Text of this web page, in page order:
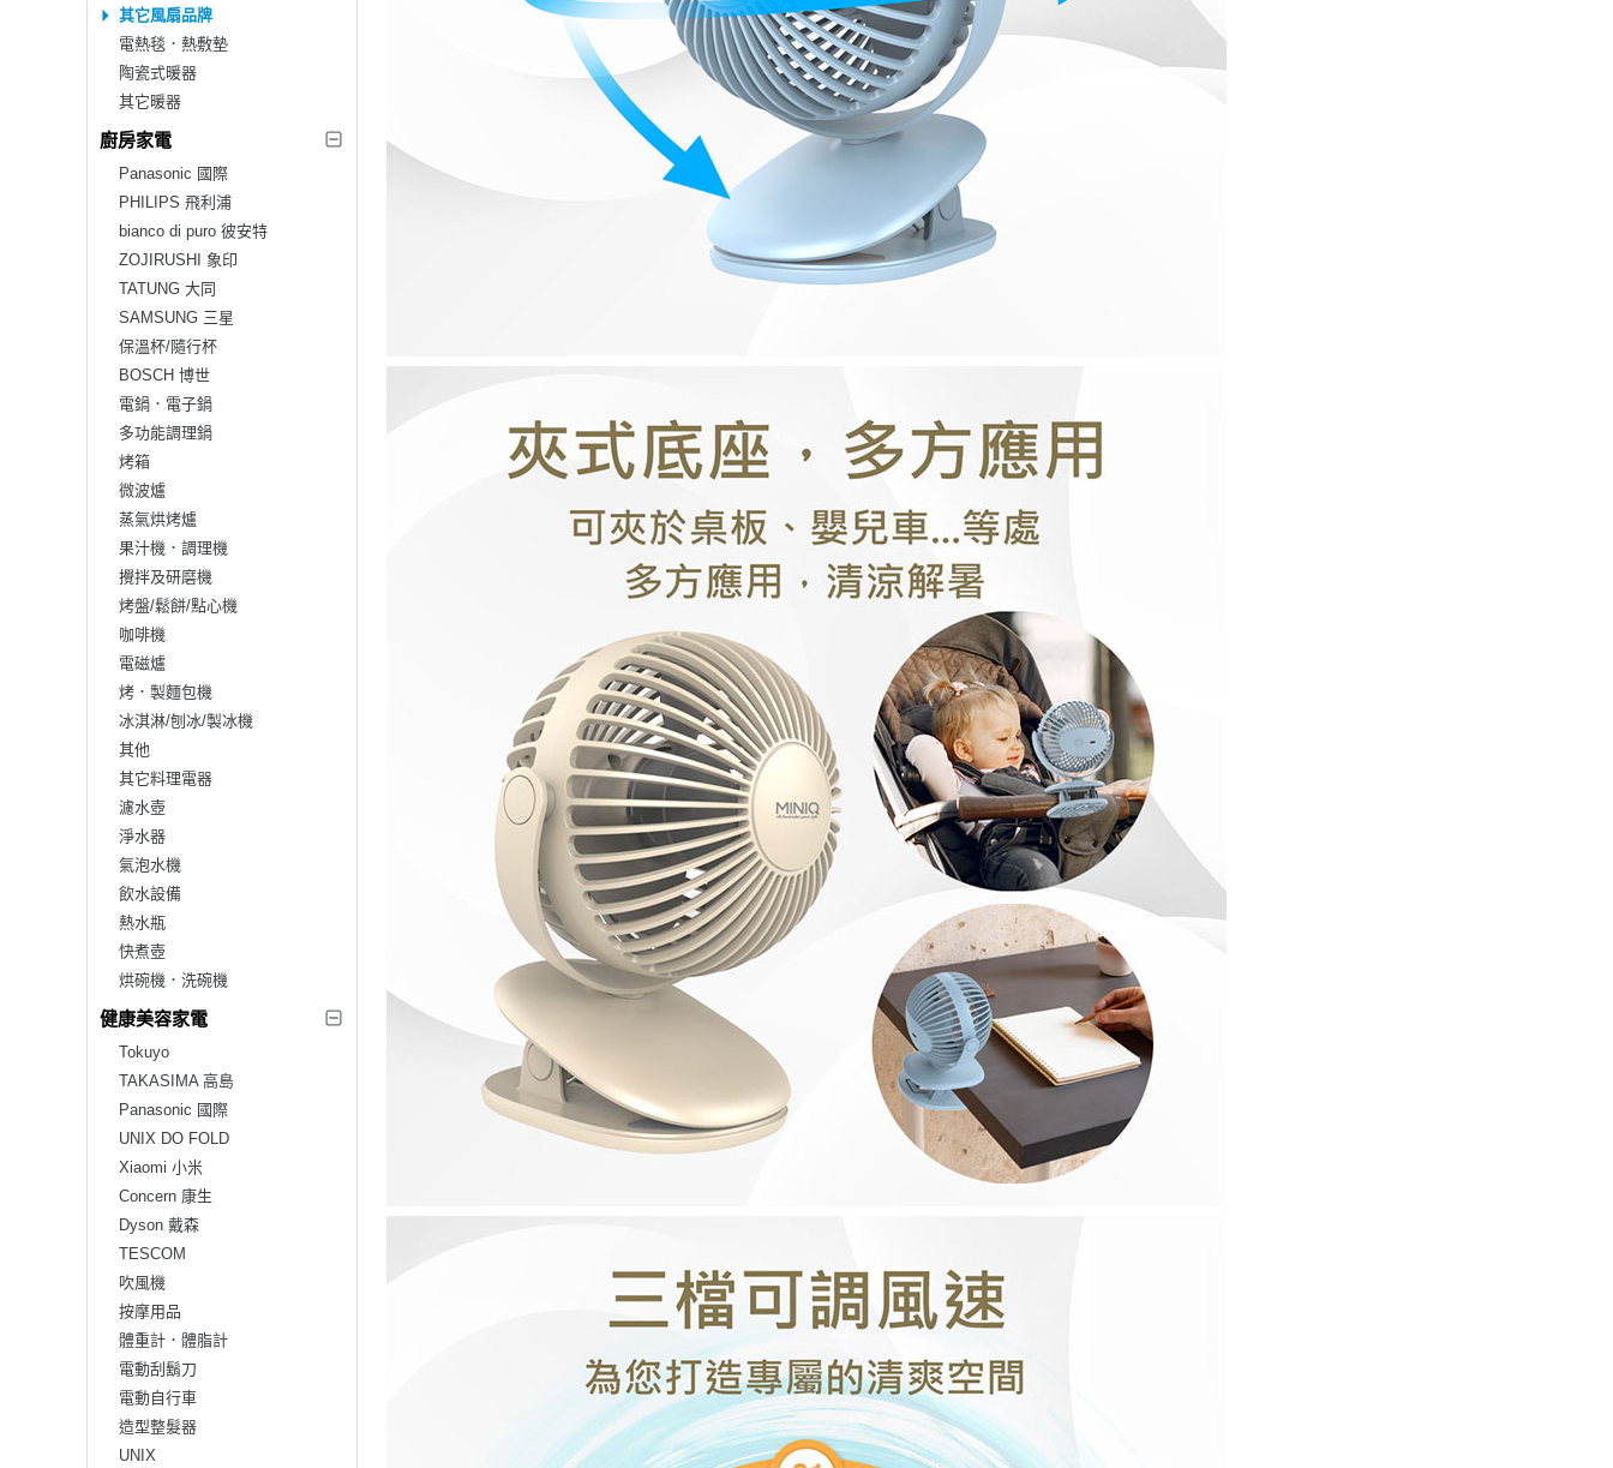
其它風扇品牌
電熱毯．熱敷墊
陶瓷式暖器
其它暖器
廚房家電
Panasonic 國際
PHILIPS 飛利浦
bianco di puro 彼安特
ZOJIRUSHI 象印
TATUNG 大同
SAMSUNG 三星
保溫杯/隨行杯
BOSCH 博世
電鍋．電子鍋
多功能調理鍋
烤箱
微波爐
蒸氣烘烤爐
果汁機．調理機
攪拌及研磨機
烤盤/鬆餅/點心機
咖啡機
電磁爐
烤．製麵包機
冰淇淋/刨冰/製冰機
其他
其它料理電器
濾水壺
淨水器
氣泡水機
飲水設備
熱水瓶
快煮壺
烘碗機．洗碗機
健康美容家電
Tokuyo
TAKASIMA 高島
Panasonic 國際
UNIX DO FOLD
Xiaomi 小米
Concern 康生
Dyson 戴森
TESCOM
吹風機
按摩用品
體重計．體脂計
電動刮鬍刀
電動自行車
造型整髮器
UNIX